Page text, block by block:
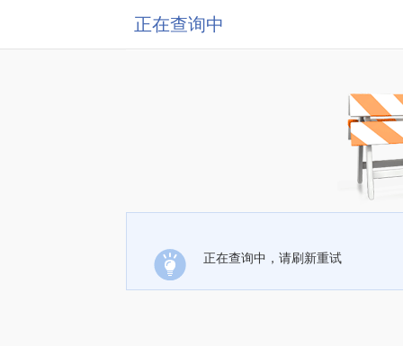
正在查询中
正在查询中，请刷新重试